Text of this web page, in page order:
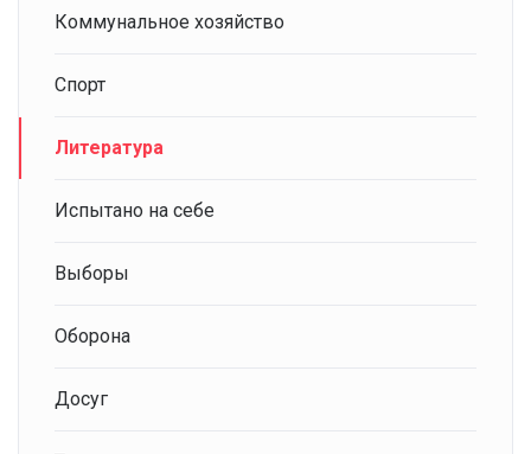
Коммунальное хозяйство
Спорт
Литература
Испытано на себе
Выборы
Оборона
Досуг